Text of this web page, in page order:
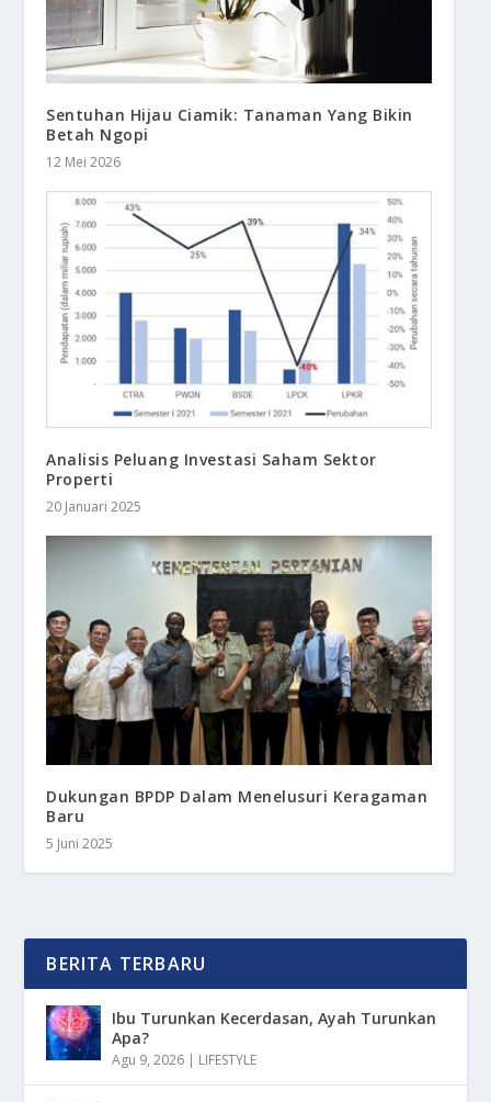
Sentuhan Hijau Ciamik: Tanaman Yang Bikin
Betah Ngopi
12 Mei 2026
Analisis Peluang Investasi Saham Sektor
Properti
20 Januari 2025
Dukungan BPDP Dalam Menelusuri Keragaman
Baru
5 Juni 2025
BERITA TERBARU
Ibu Turunkan Kecerdasan, Ayah Turunkan
Apa?
Agu 9, 2026 | LIFESTYLE